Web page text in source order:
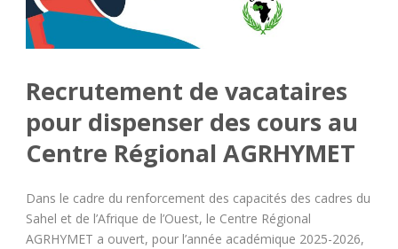
Recrutement de vacataires
pour dispenser des cours au
Centre Régional AGRHYMET
Dans le cadre du renforcement des capacités des cadres du
Sahel et de l’Afrique de l’Ouest, le Centre Régional
AGRHYMET a ouvert, pour l’année académique 2025-2026,